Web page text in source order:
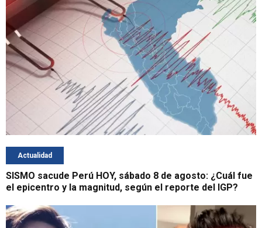
Actualidad
SISMO sacude Perú HOY, sábado 8 de agosto: ¿Cuál fue
el epicentro y la magnitud, según el reporte del IGP?